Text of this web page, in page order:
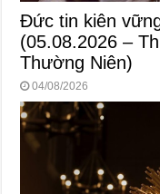
Đức tin kiên
(05.08.2026 –
Thường Niên)
04/08/2026